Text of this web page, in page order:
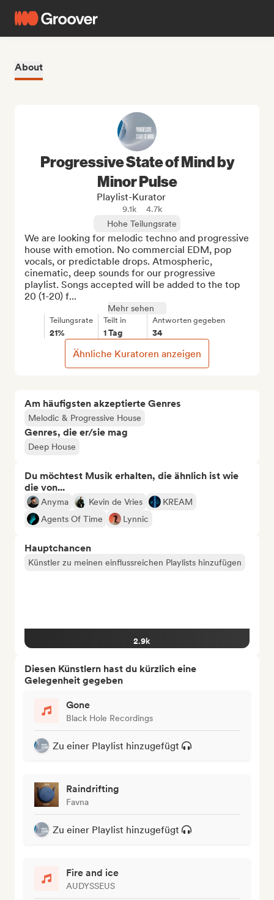
About
Am häufigsten akzeptierte Genres
Melodic & Progressive House
Genres, die er/sie mag
Deep House
Du möchtest Musik erhalten, die ähnlich ist wie
die von...
Anyma Kevin de Vries
KREAM
Agents Of Time
Lynnic
Hauptchancen
Künstler zu meinen einflussreichen Playlists hinzufügen
2.9k
Diesen Künstlern hast du kürzlich eine
Gelegenheit gegeben
Gone
Black Hole Recordings
Zu einer Playlist hinzugefügt
Raindrifting
Favna
Zu einer Playlist hinzugefügt
Fire and ice
AUDYSSEUS
Progressive State of Mind by
Minor Pulse
Playlist-Kurator
9.1k
4.7k
Hohe Teilungsrate
We are looking for melodic techno and progressive
house with emotion. No commercial EDM, pop
vocals, or predictable drops. Atmospheric,
cinematic, deep sounds for our progressive
playlist. Songs accepted will be added to the top
20 (1-20) f...
Mehr sehen
Teilungsrate
21%
Teilt in
1 Tag
Antworten gegeben
34
Ähnliche Kuratoren anzeigen